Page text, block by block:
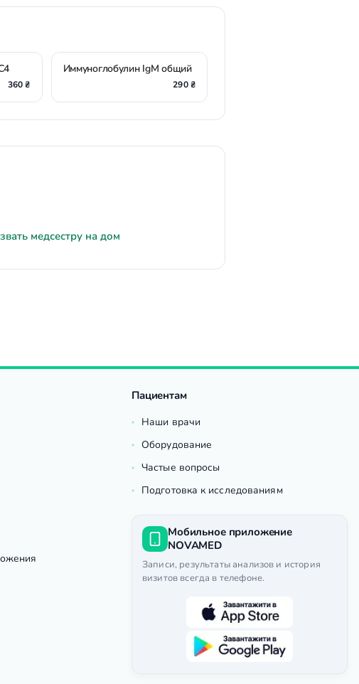
360 ₴
Иммуноглобулин IgМ общий
290 ₴
медсестру на дом
Пациентам
Наши врачи
Оборудование
Частые вопросы
Подготовка к исследованиям
Мобильное приложение
NOVAMED
Записи, результаты анализов и история
визитов всегда в телефоне.